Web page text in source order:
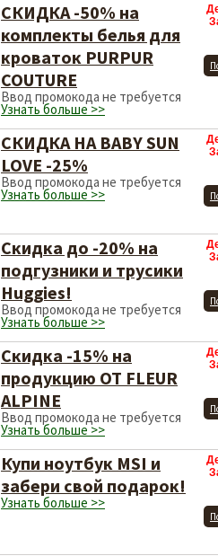
СКИДКА -50% на
комплекты белья для
кроваток PURPUR
COUTURE
Ввод промокода не требуется
Узнать больше >>
СКИДКА НА BABY SUN
LOVE -25%
Ввод промокода не требуется
Узнать больше >>
Скидка до -20% на
подгузники и трусики
Huggies!
Ввод промокода не требуется
Узнать больше >>
Скидка -15% на
продукцию ОТ FLEUR
ALPINE
Ввод промокода не требуется
Узнать больше >>
Купи ноутбук MSI и
забери свой подарок!
Узнать больше >>